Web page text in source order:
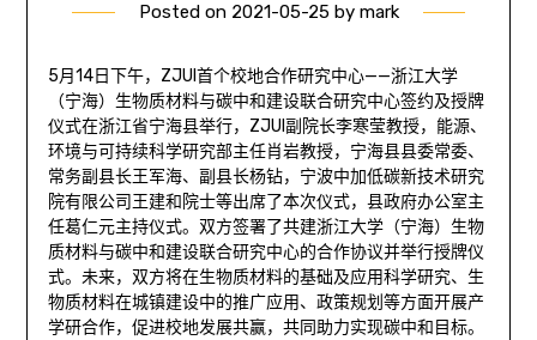
Posted on 2021-05-25by mark
5月14日下午，ZJUI首个校地合作研究中心——浙江大学
（宁海）生物质材料与碳中和建设联合研究中心签约及授牌
仪式在浙江省宁海县举行，ZJUI副院长李寒莹教授，能源、
环境与可持续科学研究部主任肖岩教授，宁海县县委常委、
常务副县长王军海、副县长杨钻，宁波中加低碳新技术研究
院有限公司王建和院士等出席了本次仪式，县政府办公室主
任葛仁元主持仪式。双方签署了共建浙江大学（宁海）生物
质材料与碳中和建设联合研究中心的合作协议并举行授牌仪
式。未来，双方将在生物质材料的基础及应用科学研究、生
物质材料在城镇建设中的推广应用、政策规划等方面开展产
学研合作，促进校地发展共赢，共同助力实现碳中和目标。